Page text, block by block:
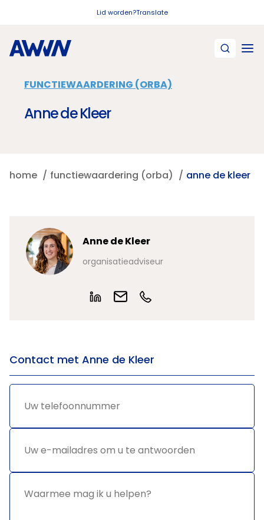
Lid worden?Translate
FUNCTIEWAARDERING (ORBA)
Anne de Kleer
home functiewaardering (orba) anne de kleer
Anne de Kleer
organisatieadviseur
Contact met Anne de Kleer
Uw *
Uw e-
om u te
antwoorden
*
Waarmee
helpen?
*